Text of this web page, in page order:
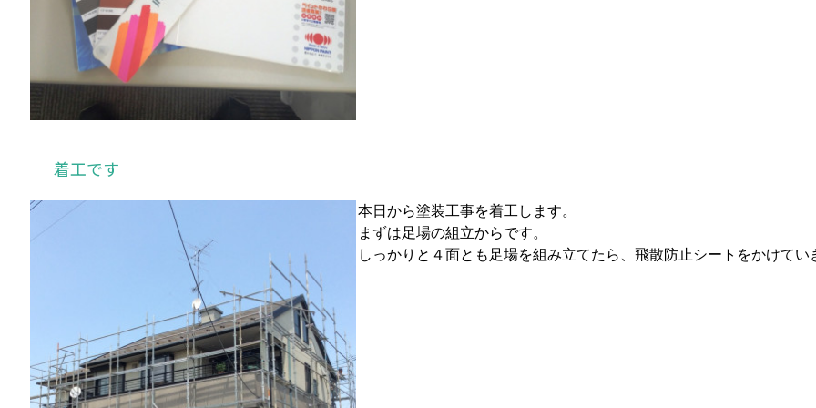
着工です
本日から塗装工事を着工します。
まずは足場の組立からです。
しっかりと４面とも足場を組み立てたら、飛散防止シートをかけてい